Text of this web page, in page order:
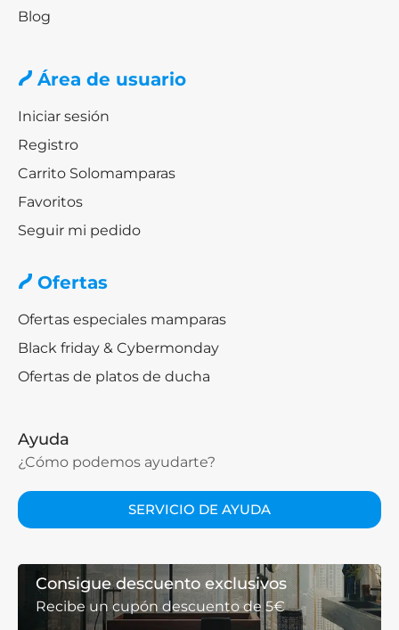
Blog
Área de usuario
Iniciar sesión
Registro
Carrito Solomamparas
Favoritos
Seguir mi pedido
Ofertas
Ofertas especiales mamparas
Black friday & Cybermonday
Ofertas de platos de ducha
Ayuda
¿Cómo podemos ayudarte?
SERVICIO DE AYUDA
Consigue descuento exclusivos
Recibe un cupón descuento de 5€